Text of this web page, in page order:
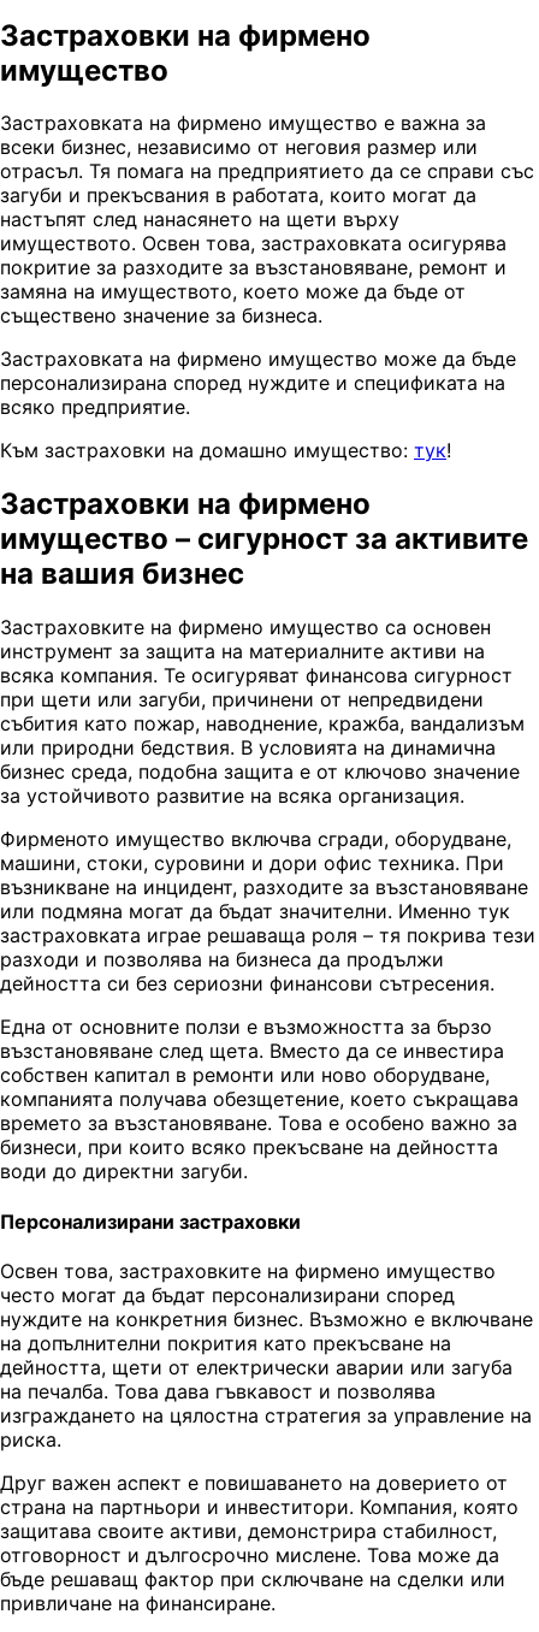
Застраховки на фирмено
имущество
Застраховката на фирмено имущество е важна за
всеки бизнес, независимо от неговия размер или
отрасъл. Тя помага на предприятието да се справи със
загуби и прекъсвания в работата, които могат да
настъпят след нанасянето на щети върху
имуществото. Освен това, застраховката осигурява
покритие за разходите за възстановяване, ремонт и
замяна на имуществото, което може да бъде от
съществено значение за бизнеса.
Застраховката на фирмено имущество може да бъде
персонализирана според нуждите и спецификата на
всяко предприятие.
Към застраховки на домашно имущество: тук!
Застраховки на фирмено
имущество – сигурност за активите
на вашия бизнес
Застраховките на фирмено имущество са основен
инструмент за защита на материалните активи на
всяка компания. Те осигуряват финансова сигурност
при щети или загуби, причинени от непредвидени
събития като пожар, наводнение, кражба, вандализъм
или природни бедствия. В условията на динамична
бизнес среда, подобна защита е от ключово значение
за устойчивото развитие на всяка организация.
Фирменото имущество включва сгради, оборудване,
машини, стоки, суровини и дори офис техника. При
възникване на инцидент, разходите за възстановяване
или подмяна могат да бъдат значителни. Именно тук
застраховката играе решаваща роля – тя покрива тези
разходи и позволява на бизнеса да продължи
дейността си без сериозни финансови сътресения.
Една от основните ползи е възможността за бързо
възстановяване след щета. Вместо да се инвестира
собствен капитал в ремонти или ново оборудване,
компанията получава обезщетение, което съкращава
времето за възстановяване. Това е особено важно за
бизнеси, при които всяко прекъсване на дейността
води до директни загуби.
Персонализирани застраховки
Освен това, застраховките на фирмено имущество
често могат да бъдат персонализирани според
нуждите на конкретния бизнес. Възможно е включване
на допълнителни покрития като прекъсване на
дейността, щети от електрически аварии или загуба
на печалба. Това дава гъвкавост и позволява
изграждането на цялостна стратегия за управление на
риска.
Друг важен аспект е повишаването на доверието от
страна на партньори и инвеститори. Компания, която
защитава своите активи, демонстрира стабилност,
отговорност и дългосрочно мислене. Това може да
бъде решаващ фактор при сключване на сделки или
привличане на финансиране.